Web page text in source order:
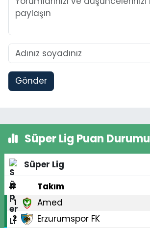
Gönder
Süper Lig Puan Durumu
Süper Lig
#
Takım
1 Amed
2 Erzurumspor FK